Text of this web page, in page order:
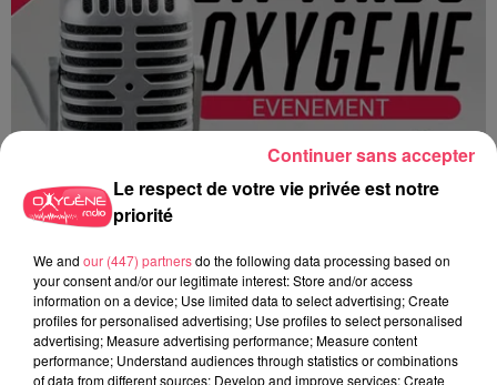
Le respect de votre vie privée est notre
priorité
We and our (447) partnersdo the following data processing based on
your consent and/or our legitimate interest: Store and/or access
information on a device; Use limited data to select advertising; Create
profiles for personalised advertising; Use profiles to select personalised
advertising; Measure advertising performance; Measure content
performance; Understand audiences through statistics or combinations
of data from different sources; Develop and improve services; Create
Continuer sans accepter